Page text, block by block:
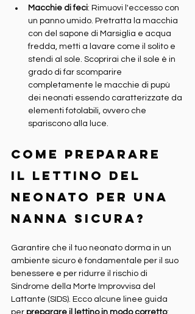
Macchie di feci: Rimuovi l'eccesso con
un panno umido. Pretratta la macchia
con del sapone di Marsiglia e acqua
fredda, metti a lavare come il solito e
stendi al sole. Scoprirai che il sole è in
grado di far scomparire
completamente le macchie di pupù
dei neonati essendo caratterizzate da
elementi fotolabili, ovvero che
spariscono alla luce.
Come preparare
il lettino del
neonato per una
nanna sicura?
Garantire che il tuo neonato dorma in un
ambiente sicuro è fondamentale per il suo
benessere e per ridurre il rischio di
Sindrome della Morte Improvvisa del
Lattante (SIDS). Ecco alcune linee guida
per preparare il lettino in modo corretto: